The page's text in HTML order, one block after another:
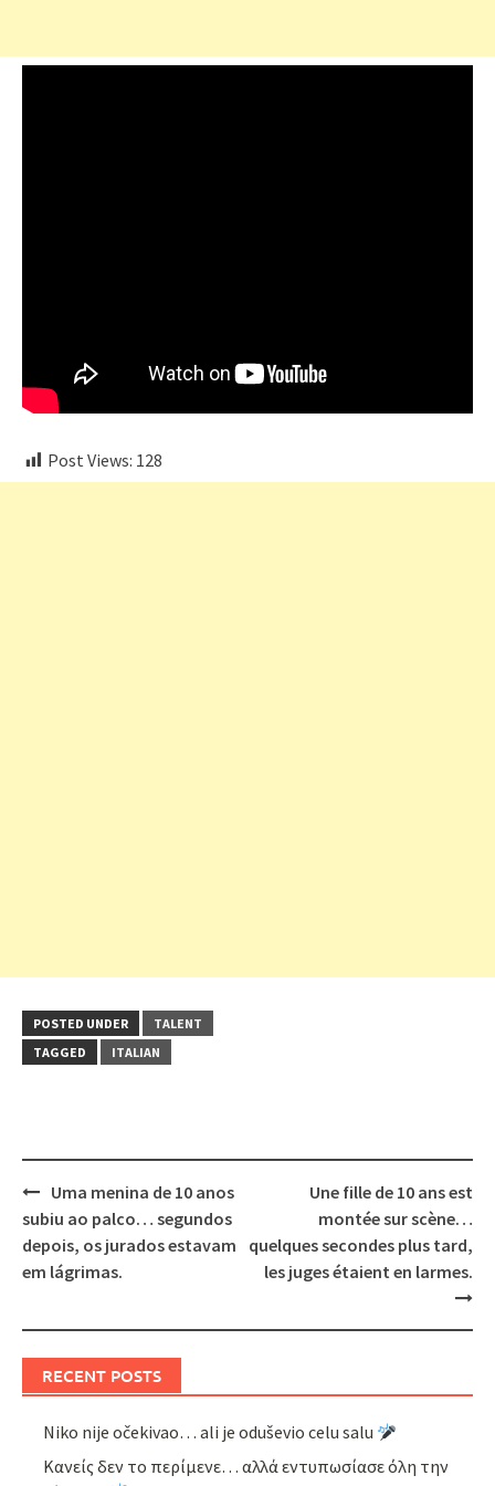
Post Views: 128
POSTED UNDER
TALENT
TAGGED
ITALIAN
Post
navigation
Uma menina de 10 anos
subiu ao palco… segundos
depois, os jurados estavam
em lágrimas.
Une fille de 10 ans est
montée sur scène…
quelques secondes plus tard,
les juges étaient en larmes.
RECENT POSTS
Niko nije očekivao… ali je oduševio celu salu
Κανείς δεν το περίμενε… αλλά εντυπωσίασε όλη την